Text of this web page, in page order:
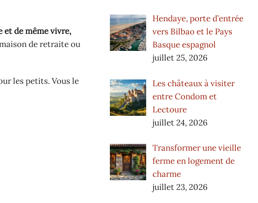
de même vivre,
de retraite ou
les petits. Vous le
Hendaye, porte d’entrée
vers Bilbao et le Pays
Basque espagnol
juillet 25, 2026
Les châteaux à visiter
entre Condom et
Lectoure
juillet 24, 2026
Transformer une vieille
ferme en logement de
charme
juillet 23, 2026